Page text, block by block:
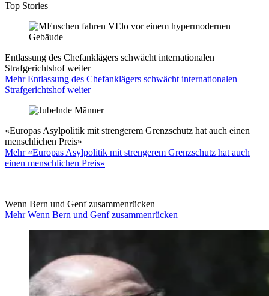
Top Stories
Entlassung des Chefanklägers schwächt internationalen
Strafgerichtshof weiter
Mehr Entlassung des Chefanklägers schwächt internationalen
Strafgerichtshof weiter
«Europas Asylpolitik mit strengerem Grenzschutz hat auch einen
menschlichen Preis»
Mehr «Europas Asylpolitik mit strengerem Grenzschutz hat auch
einen menschlichen Preis»
Wenn Bern und Genf zusammenrücken
Mehr Wenn Bern und Genf zusammenrücken